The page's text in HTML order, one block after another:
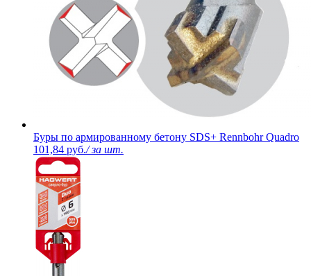
Буры по армированному бетону SDS+ Rennbohr Quadro
101,84 руб./ за шт.